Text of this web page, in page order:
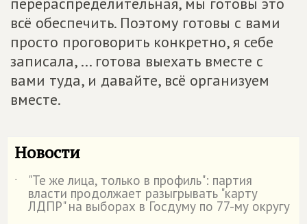
всё обеспечить. Поэтому готовы с вами
просто проговорить конкретно, я себе
записала, ... готова выехать вместе с
вами туда, и давайте, всё организуем
вместе.
Новости
˙ "Те же лица, только в профиль": партия
власти продолжает разыгрывать "карту
ЛДПР" на выборах в Госдуму по 77-му округу